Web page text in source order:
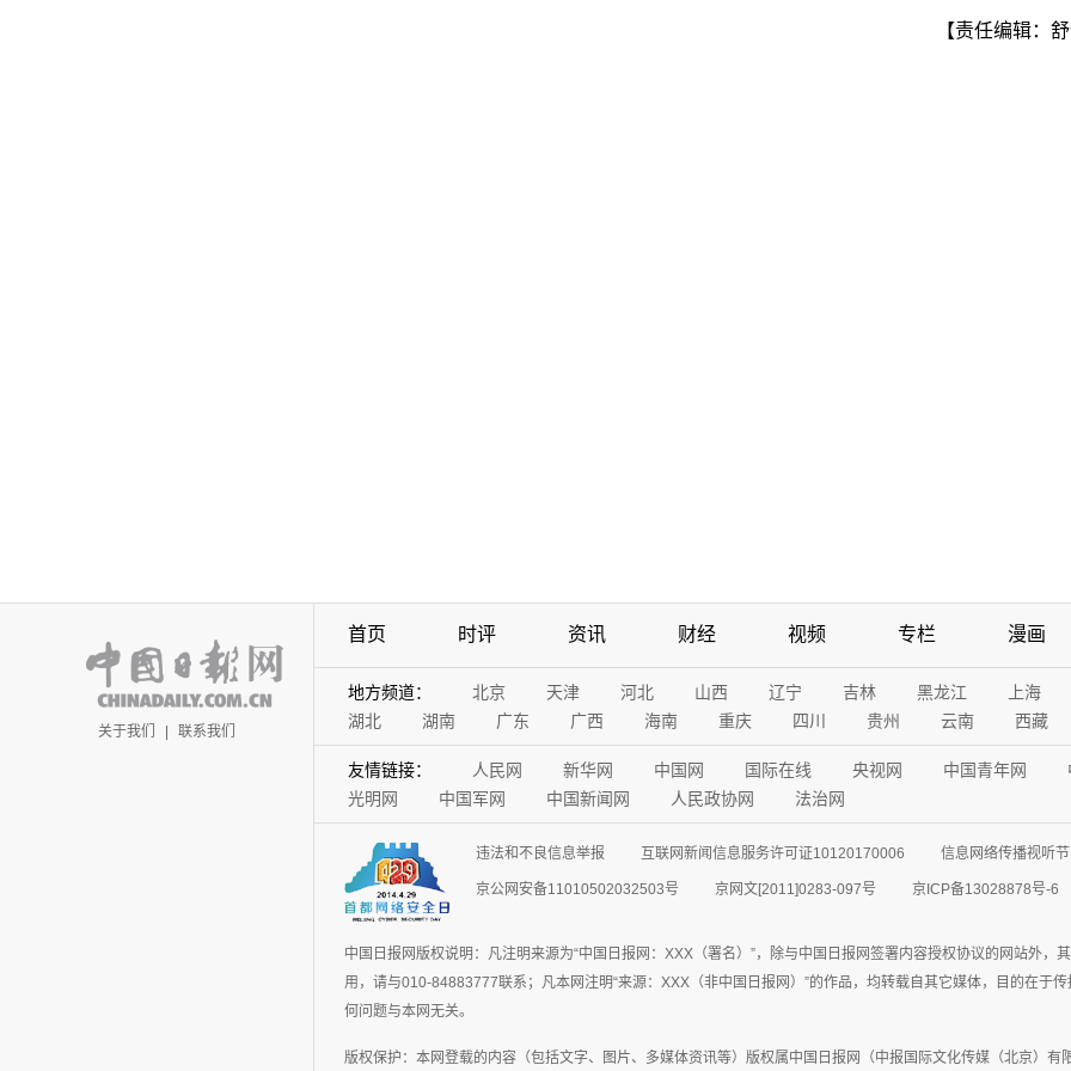
【责任编辑：
关于我们 | 联系我们
首页 时评 资讯 财经 视频 专栏 漫画
地方频道： 北京 天津 河北 山西 辽宁 吉林 黑龙江
上海
湖北
湖南 广东 广西 海南 重庆 四川 贵州 云南 西藏
友情链接： 人民网 新华网 中国网 国际在线 央视网 中国青年网
光明网
中国军网 中国新闻网 人民政协网 法治网
违法和不良信息举报 互联网新闻信息服务许可证10120170006 信息网络传播视听
京公网安备11010502032503号 京网文[2011]0283-097号 京ICP备13028878号-6
中国日报网版权说明：凡注明来源为“中国日报网：XXX（署名）”，除与中国日报网签署内容授权协议的网站外
用，请与010-84883777联系；凡本网注明“来源：XXX（非中国日报网）”的作品，均转载自其它媒体，目的在于
何问题与本网无关。
版权保护：本网登载的内容（包括文字、图片、多媒体资讯等）版权属中国日报网（中报国际文化传媒（北京）